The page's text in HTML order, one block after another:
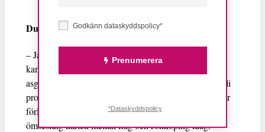
Du höll tal – vad sa du?
– Jag höll ett framträdande om förbjuden kärlek och
kamp i Jönköping under trettio år. Fullsatt, tårar – och
asgarv. Det kunde inte ha blivit bättre. Man kan inte bli
profet i sin egen hemstad, men det har jag blivit. Allt är
förlåtet – åt bägge håll vill jag nog påstå. Det finns en
ömsesidig kärlek mellan mig och Jönköping idag.
Godkänn dataskyddspolicy*
Prenumerera
*Dataskyddspolicy